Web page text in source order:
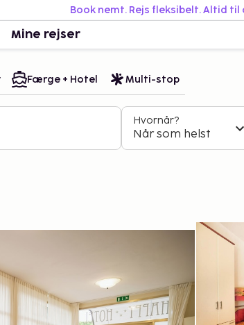
Book nemt. Rejs fleksibelt. Altid til
Mine rejser
Færge + Hotel Multi-stop
Hvornår?
Når som helst